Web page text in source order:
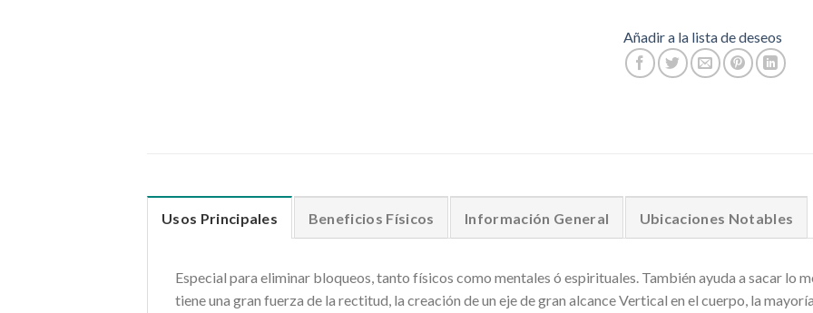
Añadir a la lista de deseos
Usos Principales Beneficios Físicos Información General Ubicaciones Notables
Especial para eliminar bloqueos, tanto físicos como mentales ó espirituales. También ayuda a sacar lo
tiene una gran fuerza de la rectitud, la creación de un eje de gran alcance Vertical en el cuerpo, la